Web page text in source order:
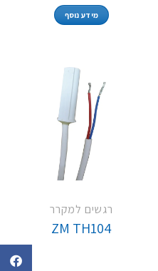
מידע נוסף
רגשים למקרר
ZM TH104